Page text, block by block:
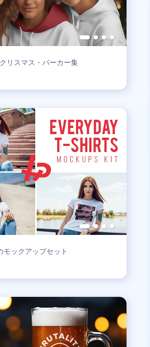
リスマス・パーカー集
モックアップセット